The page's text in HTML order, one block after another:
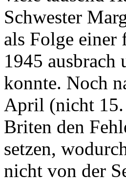
Schwester
als Folge einer
1945
konnte. Noch
April (nicht 15.
Briten den
setzen,
nicht von der